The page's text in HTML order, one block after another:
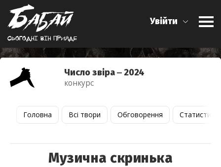
Сьогоднi вiн прийде
Увійти
Число звіра ‒ 2024
конкурс
Головна Всі твори Обговорення Статистика
Музична скринька